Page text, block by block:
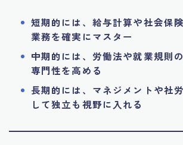
短期的には、給与計算や社会保
業務を確実にマスター
中期的には、労働法や就業規則
専門性を高める
長期的には、マネジメントや社
して独立も視野に入れる